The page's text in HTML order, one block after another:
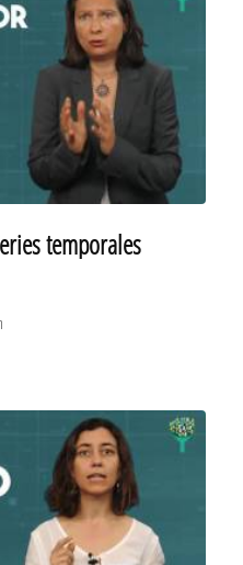
temporales